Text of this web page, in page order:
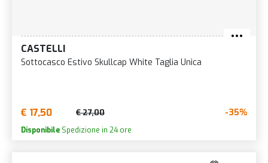
CASTELLI
Sottocasco Estivo Skullcap White Taglia Unica
€ 17,50 € 27,00 -35%
Disponibile Spedizione in 24 ore